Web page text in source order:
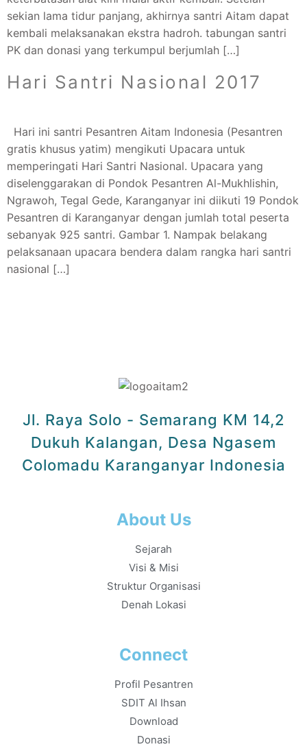
sekian lama tidur panjang, akhirnya santri Aitam dapat
kembali melaksanakan ekstra hadroh. tabungan santri
PK dan donasi yang terkumpul berjumlah […]
Hari Santri Nasional 2017
Hari ini santri Pesantren Aitam Indonesia (Pesantren
gratis khusus yatim) mengikuti Upacara untuk
memperingati Hari Santri Nasional. Upacara yang
diselenggarakan di Pondok Pesantren Al-Mukhlishin,
Ngrawoh, Tegal Gede, Karanganyar ini diikuti 19 Pondok
Pesantren di Karanganyar dengan jumlah total peserta
sebanyak 925 santri. Gambar 1. Nampak belakang
pelaksanaan upacara bendera dalam rangka hari santri
nasional […]
Jl. Raya Solo - Semarang KM 14,2
Dukuh Kalangan, Desa Ngasem
Colomadu Karanganyar Indonesia
About Us
Sejarah
Visi & Misi
Struktur Organisasi
Denah Lokasi
Connect
Profil Pesantren
SDIT Al Ihsan
Download
Donasi